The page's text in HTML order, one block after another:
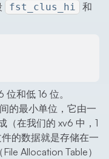
fst_clus_hi 和
和低 16 位。
的最小单位，它由一
（在我们的 xv6 中，1
的数据就是存储在一
Allocation Table）